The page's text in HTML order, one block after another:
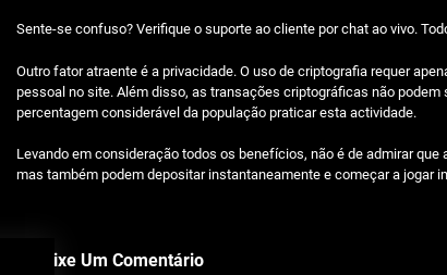
Sente-se confuso? Verifique o suporte ao cliente por chat ao vivo.
Outro fator atraente é a privacidade. O uso de criptografia requer
pessoal no site. Além disso, as transações criptográficas não
percentagem considerável da população praticar esta actividade.
Levando em consideração todos os benefícios, não é de admirar
mas também podem depositar instantaneamente e começar a jogar
Deixe Um Comentário